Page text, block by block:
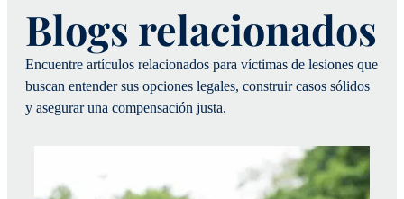
Blogs relacionados
Encuentre artículos relacionados para víctimas de lesiones que
buscan entender sus opciones legales, construir casos sólidos
y asegurar una compensación justa.